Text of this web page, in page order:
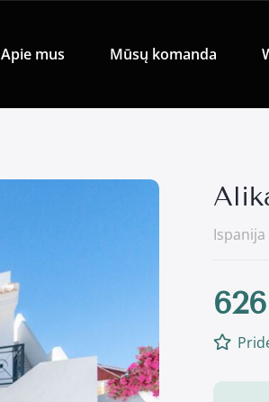
Apie mus Mūsų komanda
Ispanija